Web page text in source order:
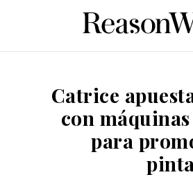
Catrice
con
para